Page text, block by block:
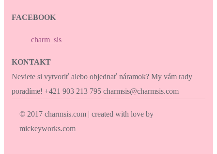
FACEBOOK
charm_sis
KONTAKT
Neviete si vytvoriť alebo objednať náramok? My vám rady
poradíme! +421 903 213 795 charmsis@charmsis.com
© 2017 charmsis.com | created with love by
mickeyworks.com